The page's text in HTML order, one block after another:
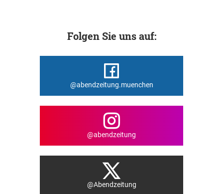
Folgen Sie uns auf:
@abendzeitung.muenchen
@abendzeitung
@Abendzeitung